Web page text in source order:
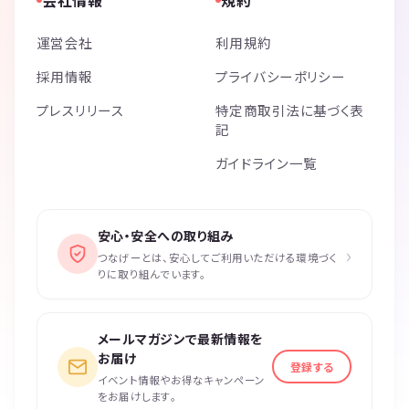
運営会社
採用情報
プレスリリース
利用規約
プライバシーポリシー
特定商取引法に基づく表
記
ガイドライン一覧
安心・安全への取り組み
つなげーとは、安心してご利用いただける環境づく
りに取り組んでいます。
›
メールマガジンで最新情報を
お届け
イベント情報やお得なキャンペーン
をお届けします。
登録する